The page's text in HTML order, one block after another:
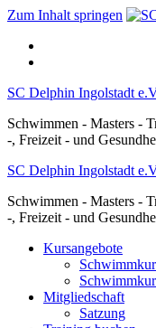
Zum Inhalt springen
SC Delphin Ingolstadt
Schwimmen - Masters -
-, Freizeit - und
SC Delphin Ingolstadt
Schwimmen - Masters -
-, Freizeit - und
Kursangebote
Mitgliedschaft
Satzung